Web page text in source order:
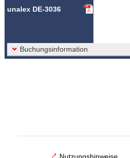
unalex DE-3036
Buchungsinformation
Nutzungshinweise